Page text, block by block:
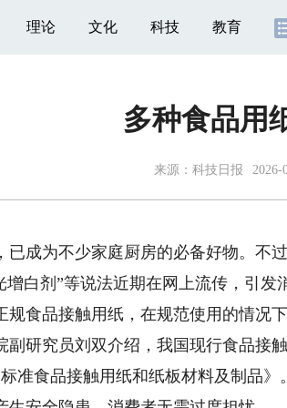
理论 文化 科技 教育
多种食品用
来源： 科技日报 2026-
成为不少家庭厨房的必备好物。不过
白剂”等说法近期在网上流传，引发
食品接触用纸，在规范使用的情况下
研究员刘双介绍，我国现行食品接
准食品接触用纸和纸板材料及制品